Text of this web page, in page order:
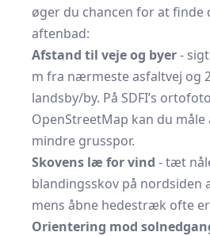
øger du chancen for at finde
aftenbad:
Afstand til veje og byer-
m fra nærmeste asfaltvej og
landsby/by. På SDFI’s
OpenStreetMap kan du
mindre grusspor.
Skovens læ for vind - tæt
blandingsskov på nordsiden
mens åbne hedestræk ofte
Orientering mod